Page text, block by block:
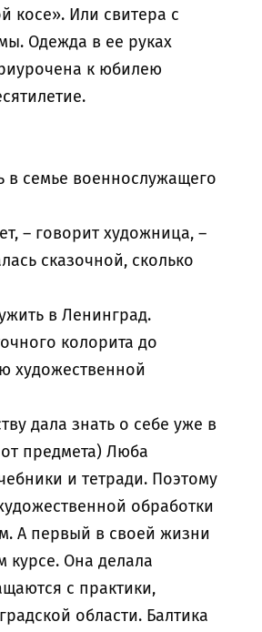
косе». Или свитера с
Одежда в ее руках
к юбилею
в семье военнослужащего
– говорит художница, –
сказочной, сколько
в Ленинград.
колорита до
художественной
дала знать о себе уже в
предмета) Люба
и тетради. Поэтому
обработки
А первый в своей жизни
курсе. Она делала
с практики,
области. Балтика